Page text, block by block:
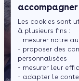
accompagner
Les cookies sont
à plusieurs fins :
- mesurer notre
- proposer des
personnalisées
- mesurer leur
- adapter le